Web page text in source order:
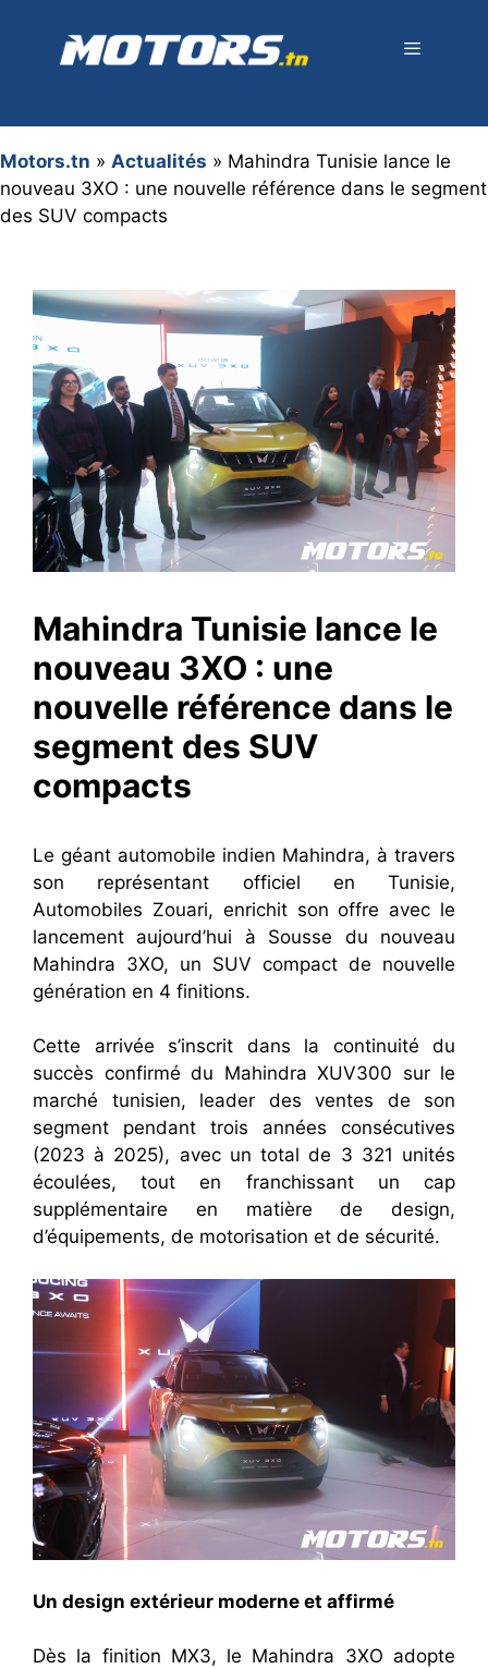
contenu
Motors.tn » Actualités » Mahindra Tunisie lance le
nouveau 3XO : une nouvelle référence dans le segment
des SUV compacts
Mahindra Tunisie lance le
nouveau 3XO : une
nouvelle référence dans le
segment des SUV
compacts
Le géant automobile indien Mahindra, à travers
son représentant officiel en Tunisie,
Automobiles Zouari, enrichit son offre avec le
lancement aujourd’hui à Sousse du nouveau
Mahindra 3XO, un SUV compact de nouvelle
génération en 4 finitions.
Cette arrivée s’inscrit dans la continuité du
succès confirmé du Mahindra XUV300 sur le
marché tunisien, leader des ventes de son
segment pendant trois années consécutives
(2023 à 2025), avec un total de 3 321 unités
écoulées, tout en franchissant un cap
supplémentaire en matière de design,
d’équipements, de motorisation et de sécurité.
Un design extérieur moderne et affirmé
Dès la finition MX3, le Mahindra 3XO adopte